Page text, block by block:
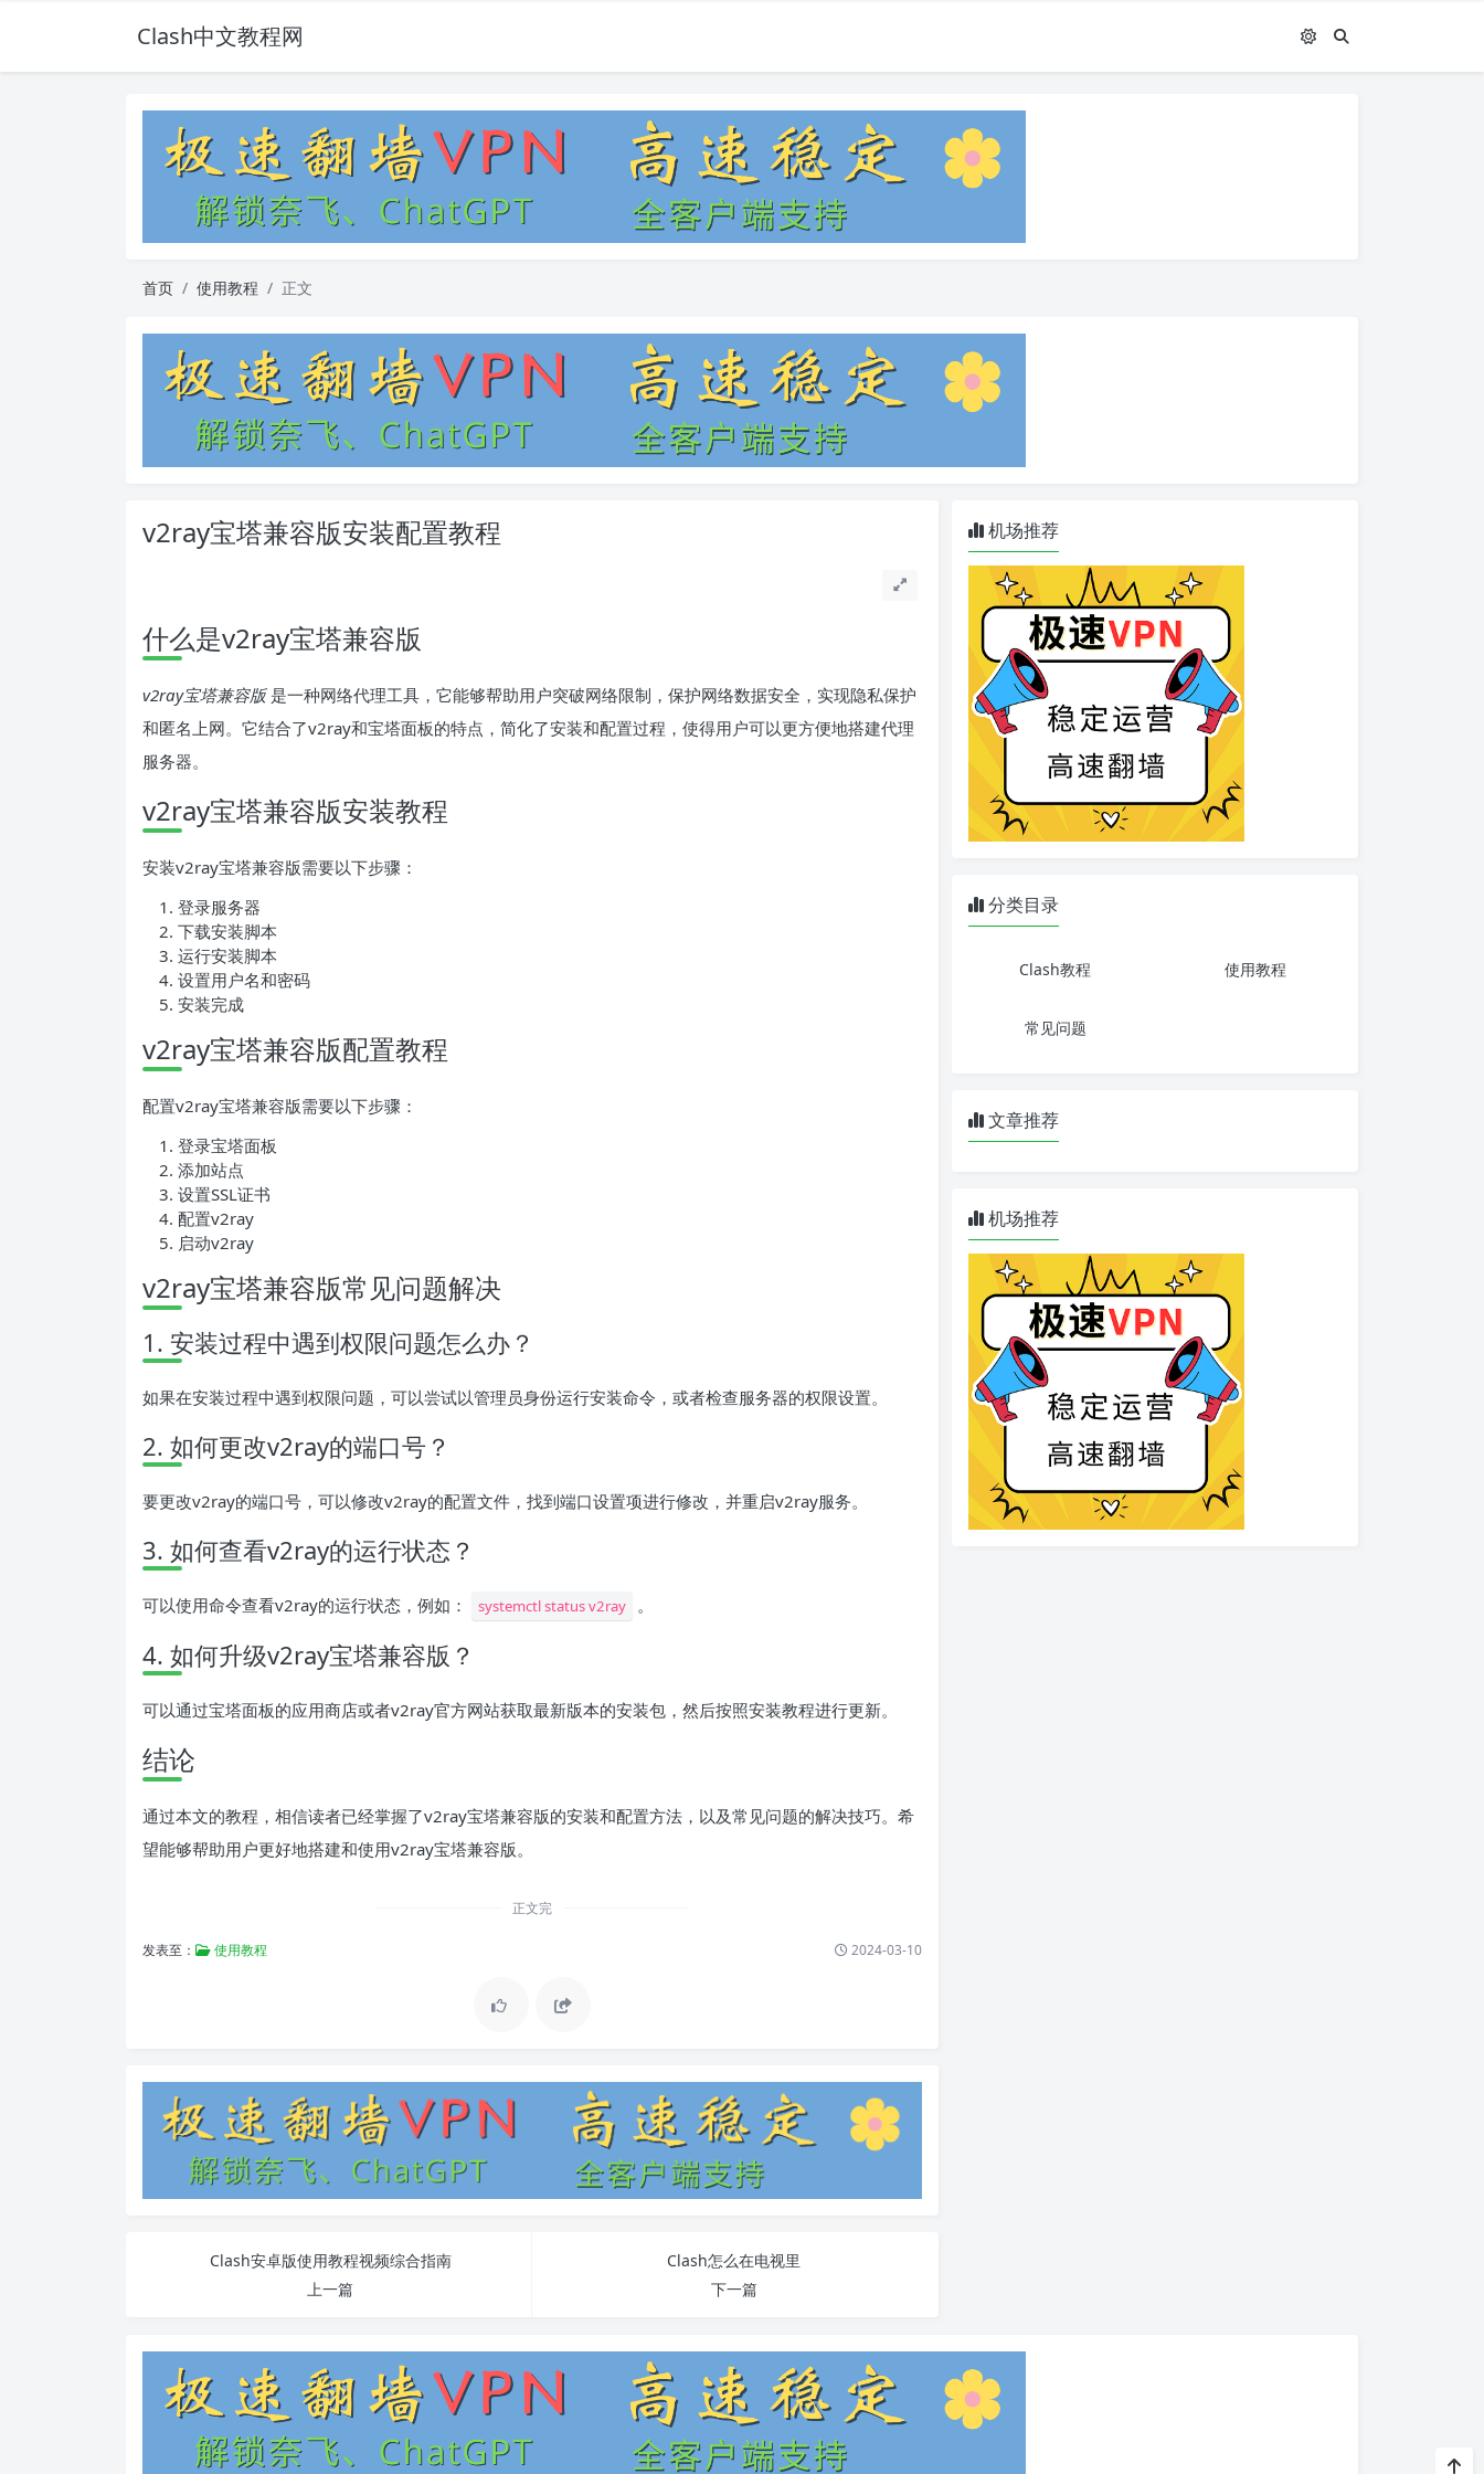
Clash中文教程网
首页 使用教程 正文
v2ray宝塔兼容版安装配置教程
什么是v2ray宝塔兼容版
v2ray宝塔兼容版是一种网络代理工具，它能够帮助用户突破网络限制，保护网络数据安全，实现隐私保护
和匿名上网。它结合了v2ray和宝塔面板的特点，简化了安装和配置过程，使得用户可以更方便地搭建代理
服务器。
v2ray宝塔兼容版安装教程
安装v2ray宝塔兼容版需要以下步骤：
登录服务器
下载安装脚本
运行安装脚本
设置用户名和密码
安装完成
v2ray宝塔兼容版配置教程
配置v2ray宝塔兼容版需要以下步骤：
登录宝塔面板
添加站点
设置SSL证书
配置v2ray
启动v2ray
v2ray宝塔兼容版常见问题解决
1. 安装过程中遇到权限问题怎么办？
如果在安装过程中遇到权限问题，可以尝试以管理员身份运行安装命令，或者检查服务器的权限设置。
2. 如何更改v2ray的端口号？
要更改v2ray的端口号，可以修改v2ray的配置文件，找到端口设置项进行修改，并重启v2ray服务。
3. 如何查看v2ray的运行状态？
可以使用命令查看v2ray的运行状态，例如： systemctl status v2ray 。
4. 如何升级v2ray宝塔兼容版？
可以通过宝塔面板的应用商店或者v2ray官方网站获取最新版本的安装包，然后按照安装教程进行更新。
结论
通过本文的教程，相信读者已经掌握了v2ray宝塔兼容版的安装和配置方法，以及常见问题的解决技巧。希
望能够帮助用户更好地搭建和使用v2ray宝塔兼容版。
正文完
发表至： 使用教程 2024-03-10
Clash安卓版使用教程视频综合指南
上一篇
Clash怎么在电视里
下一篇
机场推荐
分类目录
Clash教程 使用教程
常见问题
文章推荐
机场推荐